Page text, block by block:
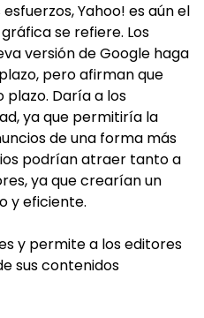
Yahoo! es aún el
se refiere. Los
versión de Google haga
pero afirman que
Daría a los
ya que permitiría la
de una forma más
podrían atraer tanto a
ya que crearían un
y eficiente.
y permite a los editores
sus contenidos